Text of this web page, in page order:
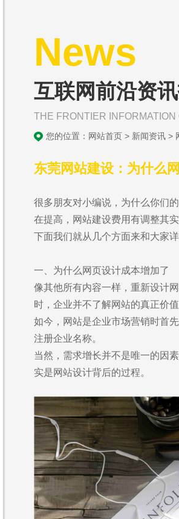
News
互联网前沿资
THE FRONTIER
您的位置： 网站首页 > 新闻资讯 >
东莞网站建设：为什么
很多朋友对小编说，为什么你们
在提高，网站建设费用有调整其
下面我们就从几个方面来和大家
一、为什么网页设计成本增加了
像其他所有内容一样，重新设计
时，企业并不了解网站的真正价
如今，网站是企业市场营销时首
注册企业名称。
当然，需求增长并不是唯一的因
实是网站设计背后的过程。